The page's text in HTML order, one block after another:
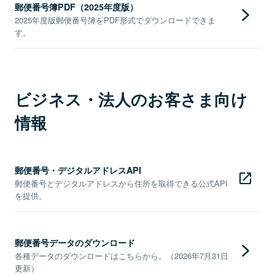
郵便番号簿PDF（2025年度版）
2025年度版郵便番号簿をPDF形式でダウンロードできま
す。
ビジネス・法人のお客さま向け
情報
郵便番号・デジタルアドレスAPI
郵便番号とデジタルアドレスから住所を取得できる公式API
を提供。
郵便番号データのダウンロード
各種データのダウンロードはこちらから。（2026年7月31日
更新）